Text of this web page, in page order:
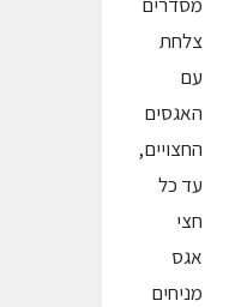
צלחת
עם
האגסים
החצויים,
עד כל
חצי
אגס
מניחים